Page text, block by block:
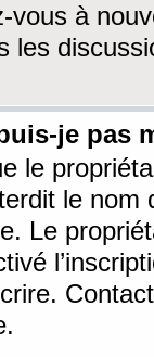
vous à
les
je pas
le
le nom
Le